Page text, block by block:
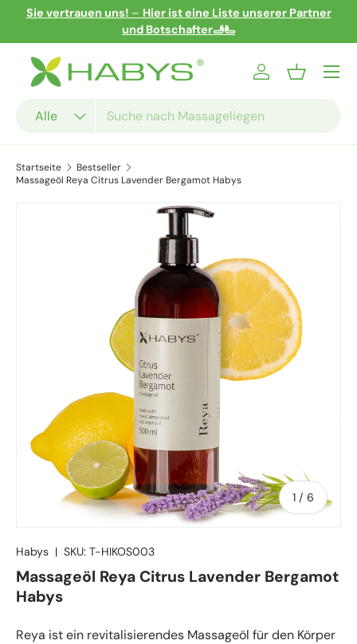
Direkt zum Inhalt
Sie vertrauen uns!– Hier ist eine Liste unserer Partner
und Botschafter🫸🫷
Alle
Einloggen
Menü
Startseite
Bestseller
Massageöl Reya Citrus Lavender Bergamot Habys
Zu Produktinformationen springen
1 / von
6
Habys | SKU: T-HIKOS003
Massageöl Reya Citrus Lavender Bergamot
Habys
Reya ist ein revitalisierendes Massageöl für den Körper